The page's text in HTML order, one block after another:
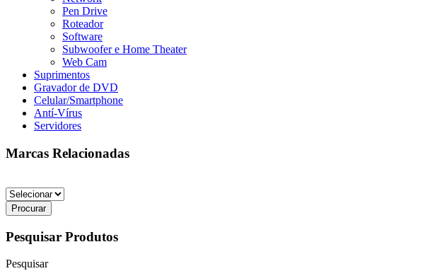
Pen Drive
Roteador
Software
Subwoofer e Home Theater
Web Cam
Suprimentos
Gravador de DVD
Celular/Smartphone
Antí-Vírus
Servidores
Marcas Relacionadas
Pesquisar Produtos
Pesquisar